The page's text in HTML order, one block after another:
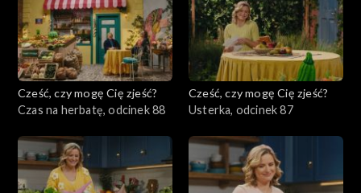
Cześć, czy mogę Cię zjeść?
Czas na herbatę, odcinek 88
Cześć, czy mogę Cię zjeść?
Usterka, odcinek 87